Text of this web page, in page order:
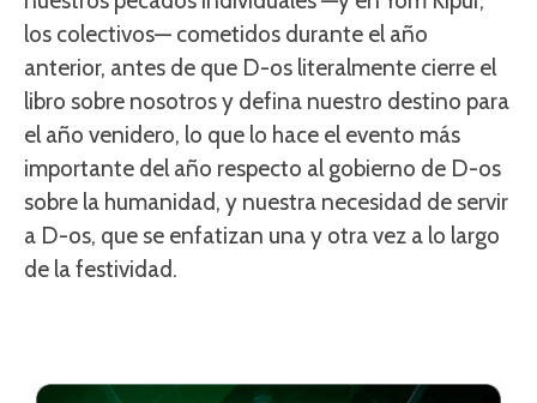
los colectivos— cometidos durante el año
anterior, antes de que D-os literalmente cierre el
libro sobre nosotros y defina nuestro destino para
el año venidero, lo que lo hace el evento más
importante del año respecto al gobierno de D-os
sobre la humanidad, y nuestra necesidad de servir
a D-os, que se enfatizan una y otra vez a lo largo
de la festividad.